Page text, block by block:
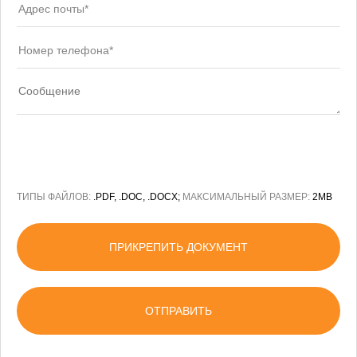
ТИПЫ ФАЙЛОВ: .PDF, .DOC, .DOCX; МАКСИМАЛЬНЫЙ РАЗМЕР: 2MB
ПРИКРЕПИТЬ ДОКУМЕНТ